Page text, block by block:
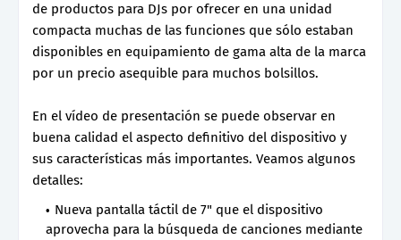
de productos para DJs por ofrecer en una unidad
compacta muchas de las funciones que sólo estaban
disponibles en equipamiento de gama alta de la marca
por un precio asequible para muchos bolsillos.
En el vídeo de presentación se puede observar en
buena calidad el aspecto definitivo del dispositivo y
sus características más importantes. Veamos algunos
detalles:
Nueva pantalla táctil de 7" que el dispositivo
aprovecha para la búsqueda de canciones mediante